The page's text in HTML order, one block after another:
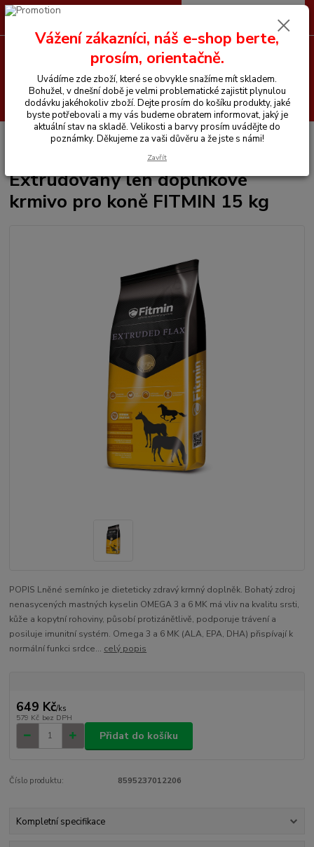
Hledat
+420 605 255 500 0 Kč
Vitamíny a krmiva pro koně
Extrudovaný len doplňkové krmivo pro
Extrudovaný len doplňkové
krmivo pro koně FITMIN 15 kg
POPIS Lněné semínko je dieteticky zdravý krmný doplněk. Bohatý zdroj
nenasycených mastných kyselin OMEGA 3 a 6 MK má vliv na kvalitu srsti,
kůže a kopytní rohoviny, působí protizánětlivě, podporuje trávení a
posiluje imunitní systém. Omega 3 a 6 MK (ALA, EPA, DHA) přispívají k
normální funkci srdce... celý popis
649 Kč/ks
579 Kč bez DPH
Přidat do košíku
Číslo produktu: 8595237012206
Kompletní specifikace
Vážení zákazníci, náš e-shop berte,
prosím, orientačně.
Uvádíme zde zboží, které se obvykle snažíme mít skladem.
Bohužel, v dnešní době je velmi problematické zajistit plynulou
dodávku jakéhokoliv zboží. Dejte prosím do košíku produkty, jaké
byste potřebovali a my vás budeme obratem informovat, jaký je
aktuální stav na skladě. Velikosti a barvy prosím uvádějte do
poznámky. Děkujeme za vaši důvěru a že jste s námi!
Zavřít